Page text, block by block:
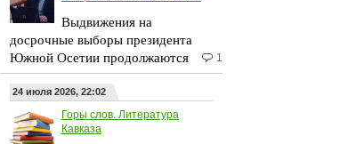
Выдвижения на
досрочные выборы президента
Южной Осетии продолжаются
1
24 июля 2026, 22:02
Горы слов. Литература
Кавказа